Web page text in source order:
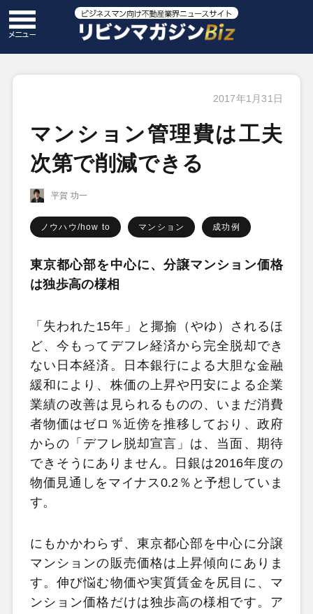
2017年1月31日
マンション管理費は工夫
次第で削減できる
平賀 功一
ノウハウ/how to マンション 成功例
東京都心部を中心に、分譲マンション価格
は独歩高の様相
「失われた15年」と揶揄（やゆ）されるほ
ど、今もってデフレ経済から完全脱却でき
ない日本経済。日本銀行による大胆な金融
緩和により、株価の上昇や円安による企業
業績の改善は見られるものの、いまだ消費
者物価はゼロ％近傍を推移しており、政府
からの「デフレ脱却宣言」は、当面、期待
できそうにありません。日銀は2016年度の
物価見通しをマイナス0.2％と予想していま
す。
にもかかわらず、東京都心部を中心に分譲
マンションの販売価格は上昇傾向にありま
す。伸び悩む物価や実質賃金を尻目に、マ
ンション価格だけは独歩高の様相です。ア